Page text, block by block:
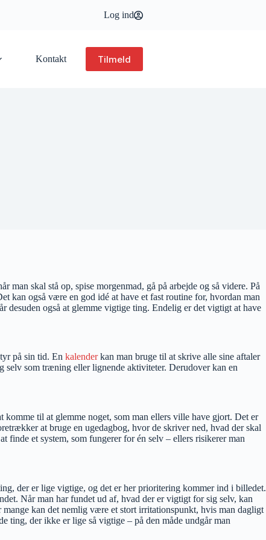
Log ind
Kontakt Tilmeld
man skal stå op, spise morgenmad, gå på arbejde og så videre. På
kan også være en god idé at have et fast routine for, hvordan man
desuden også at glemme vigtige ting. Endelig er det vigtigt at have
på sin tid. En kalenderkan man bruge til at skrive alle sine aftaler
selv som træning eller lignende aktiviteter. Derudover kan en
komme til at glemme noget, som man ellers ville have gjort. Det er
at bruge en ugedagbog, hvor de skriver ned, hvad der skal
finde et system, som fungerer for én selv – ellers risikerer man
der er lige vigtige, og det er her prioritering kommer ind i billedet.
Når man har fundet ud af, hvad der er vigtigt for sig selv, kan
kan det nemlig være et stort irritationspunkt, hvis man dagligt
ting, der ikke er lige så vigtige – på den måde undgår man